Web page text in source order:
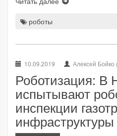
роботы
10.09.2019 Алексей
Роботизация: В
испытывают
инспекции
инфраструктуры